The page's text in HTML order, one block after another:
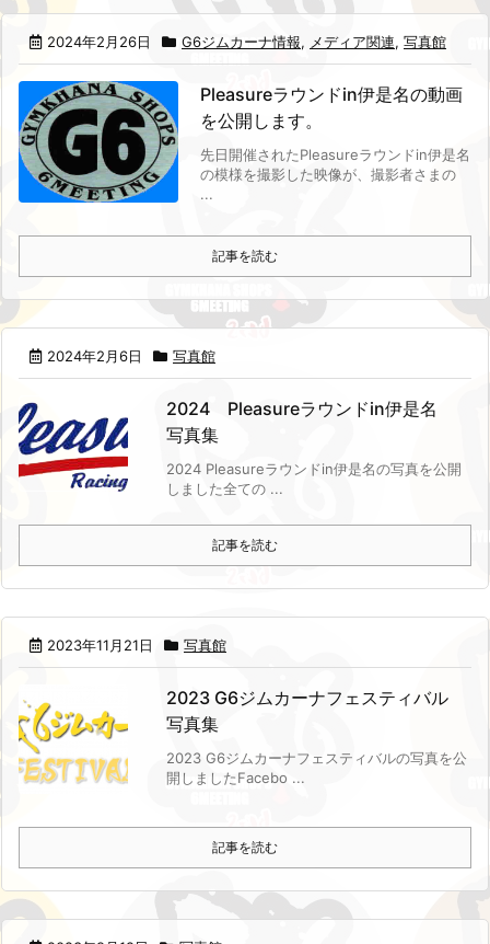
2024年2月26日 G6ジムカーナ情報, メディア関連, 写真館
Pleasureラウンドin伊是名の動画
を公開します。
先日開催されたPleasureラウンドin伊是名
の模様を撮影した映像が、撮影者さまの
...
記事を読む
2024年2月6日 写真館
2024 Pleasureラウンドin伊是名
写真集
2024 Pleasureラウンドin伊是名の写真を公開
しました全ての ...
記事を読む
2023年11月21日 写真館
2023 G6ジムカーナフェスティバル
写真集
2023 G6ジムカーナフェスティバルの写真を公
開しましたFacebo ...
記事を読む